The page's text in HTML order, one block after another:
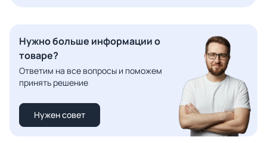
Нужно больше информации о
товаре?
Ответим на все вопросы и поможем
принять решение
Нужен совет